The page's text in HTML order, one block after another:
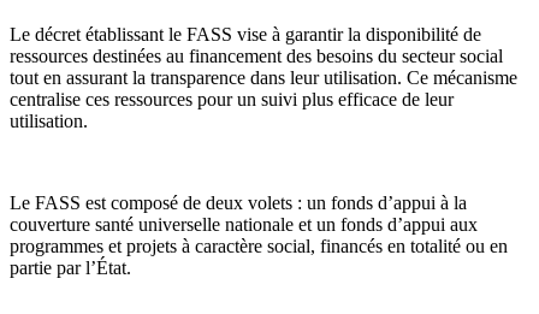
Le décret établissant le FASS vise à garantir la disponibilité de
ressources destinées au financement des besoins du secteur social
tout en assurant la transparence dans leur utilisation. Ce mécanisme
centralise ces ressources pour un suivi plus efficace de leur
utilisation.
Le FASS est composé de deux volets : un fonds d’appui à la
couverture santé universelle nationale et un fonds d’appui aux
programmes et projets à caractère social, financés en totalité ou en
partie par l’État.